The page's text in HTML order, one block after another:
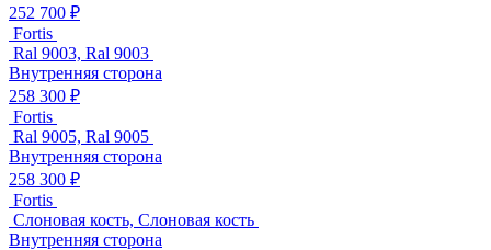
252 700 ₽
Fortis
Ral 9003, Ral 9003
Внутренняя сторона
258 300 ₽
Fortis
Ral 9005, Ral 9005
Внутренняя сторона
258 300 ₽
Fortis
Слоновая кость, Слоновая кость
Внутренняя сторона